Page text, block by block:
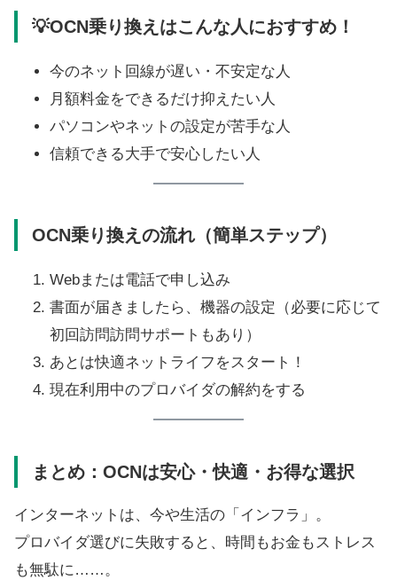
💡OCN乗り換えはこんな人におすすめ！
今のネット回線が遅い・不安定な人
月額料金をできるだけ抑えたい人
パソコンやネットの設定が苦手な人
信頼できる大手で安心したい人
OCN乗り換えの流れ（簡単ステップ）
Webまたは電話で申し込み
書面が届きましたら、機器の設定（必要に応じて
初回訪問訪問サポートもあり）
あとは快適ネットライフをスタート！
現在利用中のプロバイダの解約をする
まとめ：OCNは安心・快適・お得な選択
インターネットは、今や生活の「インフラ」。
プロバイダ選びに失敗すると、時間もお金もストレス
も無駄に……。